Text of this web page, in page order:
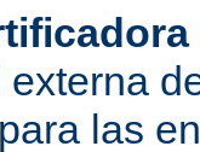
las